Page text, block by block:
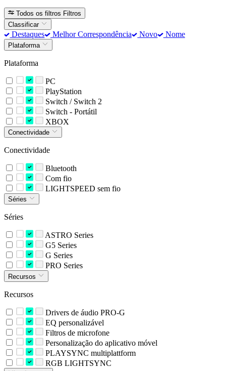
Todos os filtros Filtros
Classificar
Destaques Melhor Correspondência Novo Nome
Plataforma
Plataforma
PC
PlayStation
Switch / Switch 2
Switch - Portátil
XBOX
Conectividade
Conectividade
Bluetooth
Com fio
LIGHTSPEED sem fio
Séries
Séries
ASTRO Series
G5 Series
G Series
PRO Series
Recursos
Recursos
Drivers de áudio PRO-G
EQ personalizável
Filtros de microfone
Personalização do aplicativo móvel
PLAYSYNC multiplattform
RGB LIGHTSYNC